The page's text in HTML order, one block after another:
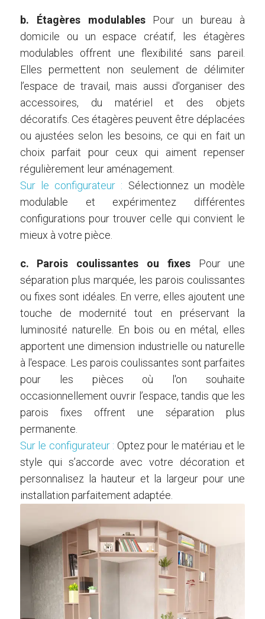
b. Étagères modulablesPour un bureau à
domicile ou un espace créatif, les étagères
modulables offrent une flexibilité sans pareil.
Elles permettent non seulement de délimiter
l’espace de travail, mais aussi d'organiser des
accessoires, du matériel et des objets
décoratifs. Ces étagères peuvent être déplacées
ou ajustées selon les besoins, ce qui en fait un
choix parfait pour ceux qui aiment repenser
régulièrement leur aménagement.
Sur le configurateur : Sélectionnez un modèle
modulable et expérimentez différentes
configurations pour trouver celle qui convient le
mieux à votre pièce.
c. Parois coulissantes ou fixesPour une
séparation plus marquée, les parois coulissantes
ou fixes sont idéales. En verre, elles ajoutent une
touche de modernité tout en préservant la
luminosité naturelle. En bois ou en métal, elles
apportent une dimension industrielle ou naturelle
à l'espace. Les parois coulissantes sont parfaites
pour les pièces où l'on souhaite
occasionnellement ouvrir l’espace, tandis que les
parois fixes offrent une séparation plus
permanente.
Sur le configurateur : Optez pour le matériau et le
style qui s’accorde avec votre décoration et
personnalisez la hauteur et la largeur pour une
installation parfaitement adaptée.